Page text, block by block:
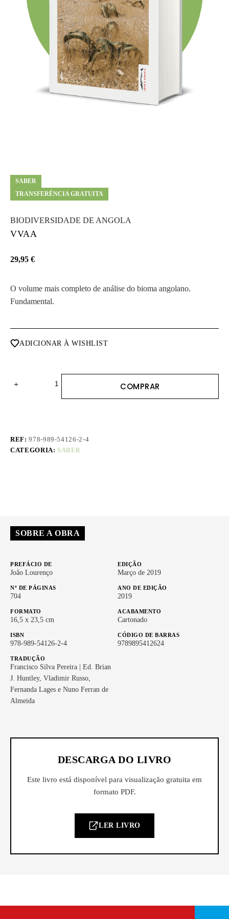
SABER
TRANSFERÊNCIA GRATUITA
BIODIVERSIDADE DE ANGOLA
VVAA
29,95 €
O volume mais completo de análise do bioma angolano.
Fundamental.
ADICIONAR À WISHLIST
de
COMPRAR
REF:978-989-54126-2-4
CATEGORIA: SABER
SOBRE A OBRA
PREFÁCIO DE
João Lourenço
EDIÇÃO
Março de 2019
Nº DE PÁGINAS
704
ANO DE EDIÇÃO
2019
FORMATO
16,5 x 23,5 cm
ACABAMENTO
Cartonado
ISBN
978-989-54126-2-4
CÓDIGO DE BARRAS
9789895412624
TRADUÇÃO
Francisco Silva Pereira | Ed. Brian
J. Huntley, Vladimir Russo,
Fernanda Lages e Nuno Ferran de
Almeida
DESCARGA DO LIVRO
Este livro está disponível para visualização gratuita em
formato PDF.
LER LIVRO